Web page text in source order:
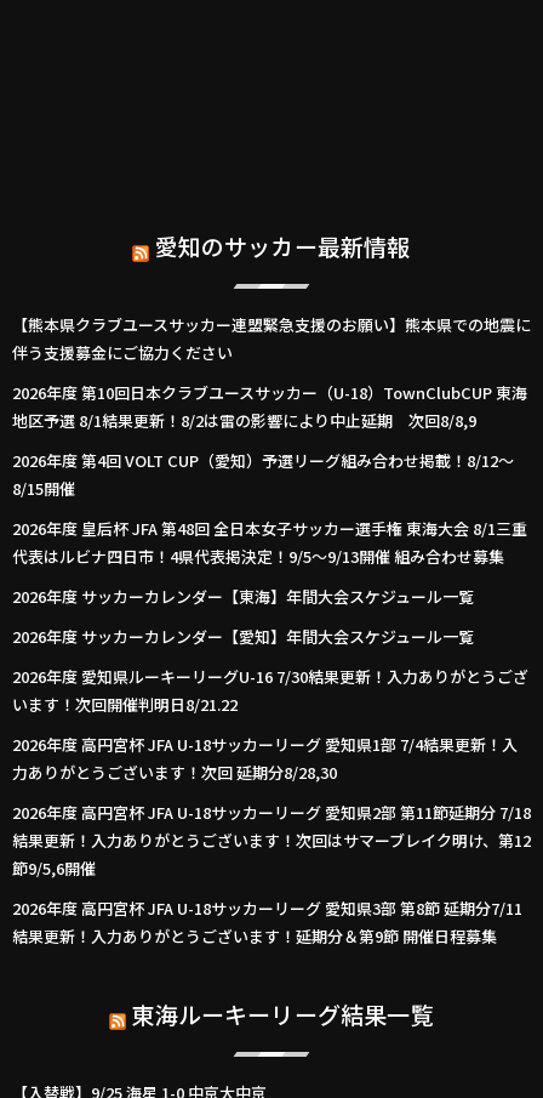
愛知のサッカー最新情報
【熊本県クラブユースサッカー連盟緊急支援のお願い】熊本県での地震に
伴う支援募金にご協力ください
2026年度 第10回日本クラブユースサッカー（U-18）TownClubCUP 東海
地区予選 8/1結果更新！8/2は雷の影響により中止延期 次回8/8,9
2026年度 第4回 VOLT CUP（愛知）予選リーグ組み合わせ掲載！8/12～
8/15開催
2026年度 皇后杯 JFA 第48回 全日本女子サッカー選手権 東海大会 8/1三重
代表はルビナ四日市！4県代表掲決定！9/5～9/13開催 組み合わせ募集
2026年度 サッカーカレンダー【東海】年間大会スケジュール一覧
2026年度 サッカーカレンダー【愛知】年間大会スケジュール一覧
2026年度 愛知県ルーキーリーグU-16 7/30結果更新！入力ありがとうござ
います！次回開催判明日8/21.22
2026年度 高円宮杯 JFA U-18サッカーリーグ 愛知県1部 7/4結果更新！入
力ありがとうございます！次回 延期分8/28,30
2026年度 高円宮杯 JFA U-18サッカーリーグ 愛知県2部 第11節延期分 7/18
結果更新！入力ありがとうございます！次回はサマーブレイク明け、第12
節9/5,6開催
2026年度 高円宮杯 JFA U-18サッカーリーグ 愛知県3部 第8節 延期分7/11
結果更新！入力ありがとうございます！延期分＆第9節 開催日程募集
東海ルーキーリーグ結果一覧
【入替戦】9/25 海星 1-0 中京大中京